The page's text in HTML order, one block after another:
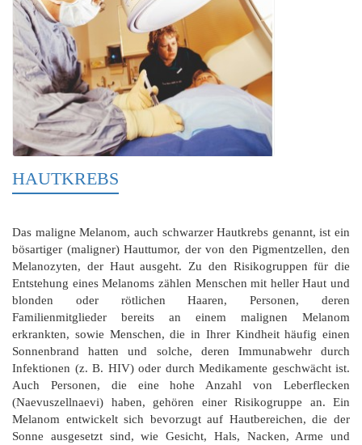
HAUTKREBS
Das maligne Melanom, auch schwarzer Hautkrebs genannt, ist ein
bösartiger (maligner) Hauttumor, der von den Pigmentzellen, den
Melanozyten, der Haut ausgeht. Zu den Risikogruppen für die
Entstehung eines Melanoms zählen Menschen mit heller Haut und
blonden oder rötlichen Haaren, Personen, deren
Familienmitglieder bereits an einem malignen Melanom
erkrankten, sowie Menschen, die in Ihrer Kindheit häufig einen
Sonnenbrand hatten und solche, deren Immunabwehr durch
Infektionen (z. B. HIV) oder durch Medikamente geschwächt ist.
Auch Personen, die eine hohe Anzahl von Leberflecken
(Naevuszellnaevi) haben, gehören einer Risikogruppe an. Ein
Melanom entwickelt sich bevorzugt auf Hautbereichen, die der
Sonne ausgesetzt sind, wie Gesicht, Hals, Nacken, Arme und